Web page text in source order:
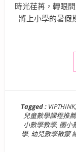
時光荏苒，轉眼
將上小學的暑假
Tagged : VIPTHINK,
兒童數學課程推薦
小數學教學, 國小
學, 幼兒數學啟蒙